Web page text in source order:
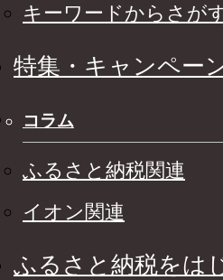
キーワードからさが
特集・キャンペー
コラム
ふるさと納税関連
イオン関連
ふるさと納税をは